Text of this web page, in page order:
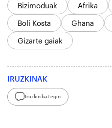
Bizimoduak
Afrika
Boli Kosta
Ghana
Gizarte gaiak
IRUZKINAK
Iruzkin bat egin